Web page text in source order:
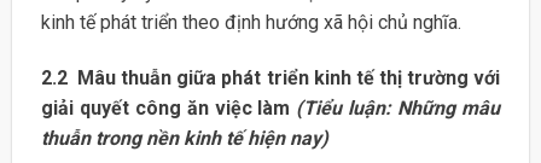
kinh tế phát triển theo định hướng xã hội chủ nghĩa.
2.2 Mâu thuẫn giữa phát triển kinh tế thị trường với
giải quyết công ăn việc làm (Tiểu luận: Những mâu
thuẫn trong nền kinh tế hiện nay)